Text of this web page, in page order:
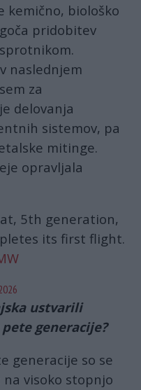
kemično, biološko
pridobitev
naslednjem
za
delovanja
sistemov, pa
mitinge.
opravljala
5th generation,
its first flight.
ustvarili
generacije?
generacije so se
na visoko stopnjo